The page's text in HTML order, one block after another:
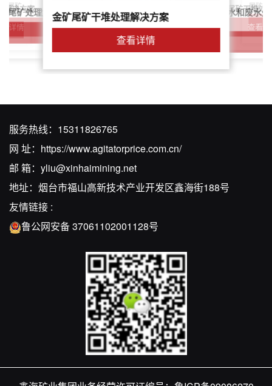
尾矿
解决方案
详情
尾矿处理解决方案简介金矿尾矿干堆处理解决方案
查看详情
鑫海尾矿处理系统：尾矿水和废水
解决方案
针对稀土尾矿干堆处
查看
尾矿干
服务热线： 15311826765
网 址： https://www.agitatorprice.com.cn/
邮 箱： yliu@xinhaimining.net
地址：烟台市福山高新技术产业开发区鑫海街188号
友情链接 :
鲁公网安备 37061102001128号